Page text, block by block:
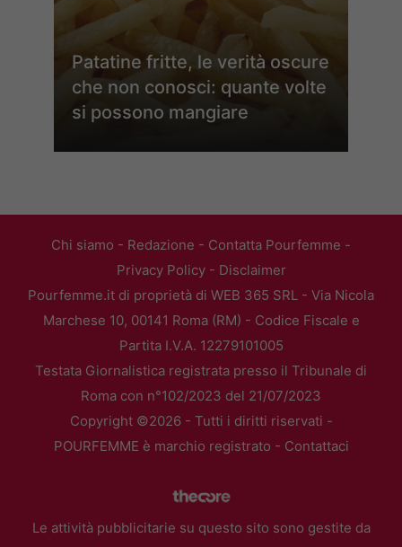
Patatine fritte, le verità oscure
che non conosci: quante volte
si possono mangiare
Chi siamo - Redazione - Contatta Pourfemme -
Privacy Policy- Disclaimer
Pourfemme.it di proprietà di WEB 365 SRL - Via Nicola
Marchese 10, 00141 Roma (RM) - Codice Fiscale e
Partita I.V.A. 12279101005
Testata Giornalistica registrata presso il Tribunale di
Roma con n°102/2023 del 21/07/2023
Copyright ©2026 - Tutti i diritti riservati -
POURFEMME è marchio registrato - Contattaci
Le attività pubblicitarie su questo sito sono gestite da